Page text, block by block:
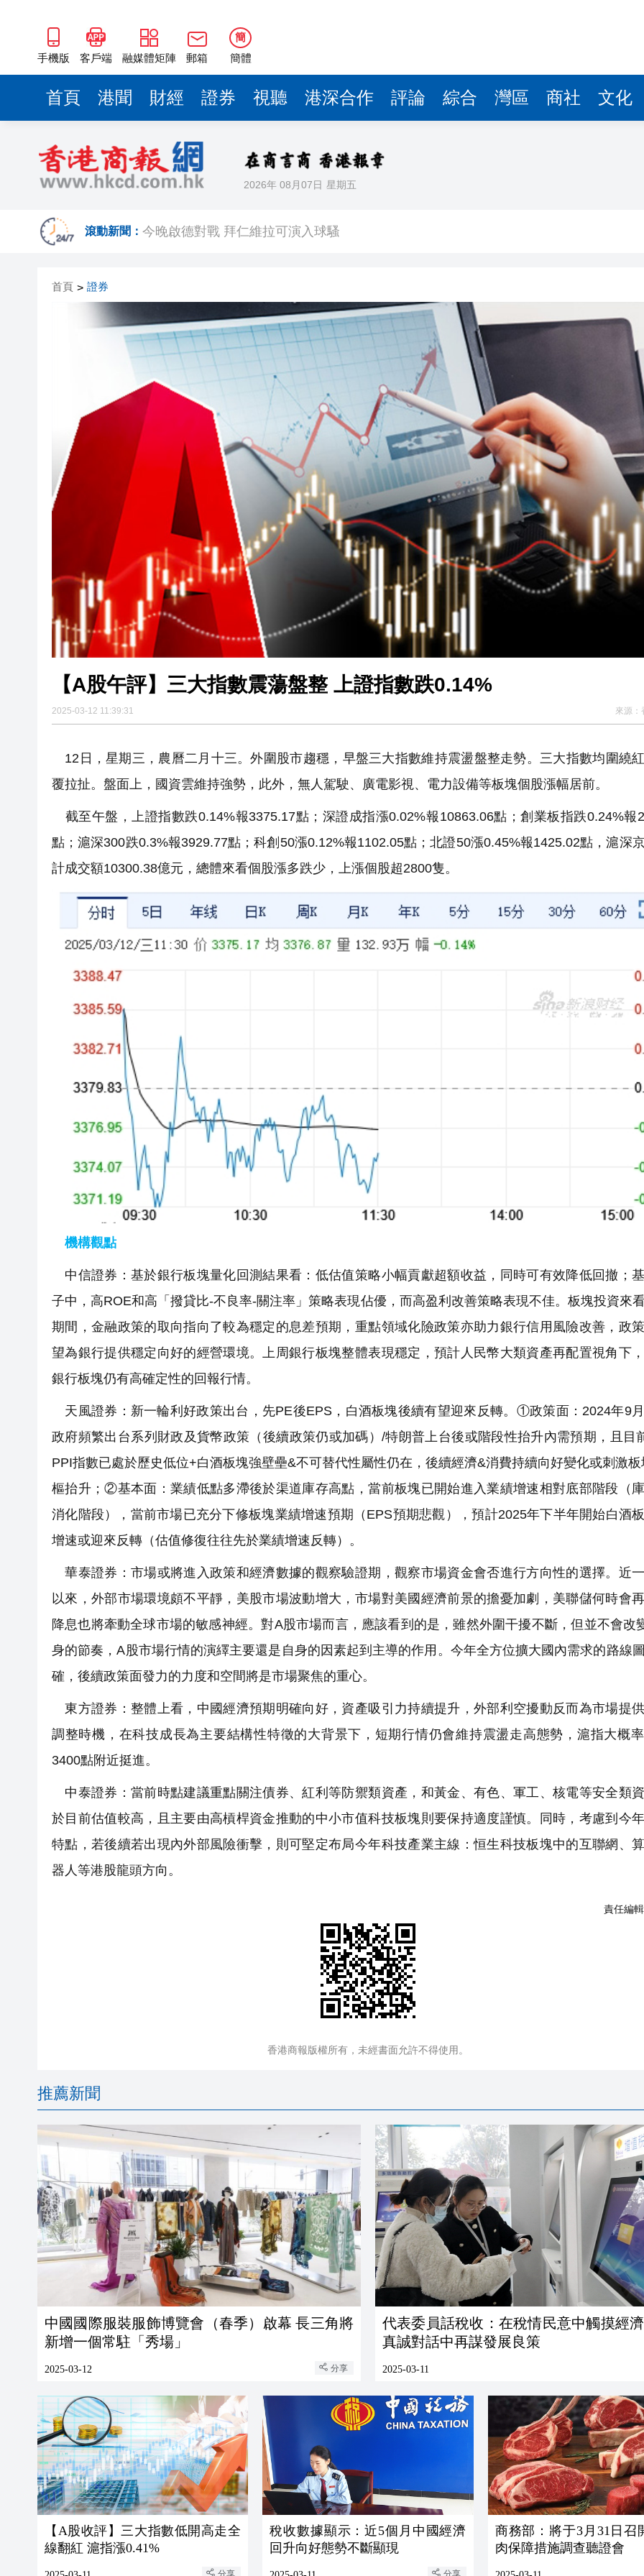
手機版 客戶端 融媒體矩陣 郵箱
簡
簡體
首頁 港聞 財經 證券 視聽 港深合作 評論 綜合 灣區 商社 文化
2026年 08月07日 星期五
滾動新聞：
今晚啟德對戰 拜仁維拉可演入球騷
恒隆委任蔡德粦接替盧韋柏任CEO 10月1日生效
華僑銀行上半年純利按年增13%至41.95億坡元 中期息47坡仙
有片｜香港夜空出現罕見漁火光柱 網民：看見的人會幸運
【新股最前線】拿森科技上市首日早盤漲逾七成
首頁 > 證券
【A股午評】三大指數震蕩盤整 上證指數跌0.14%
2025-03-12 11:39:31 來源：
12日，星期三，農曆二月十三。外圍股市趨穩，早盤三大指數維持震盪盤整走勢。三大指數均圍繞
覆拉扯。盤面上，國資雲維持強勢，此外，無人駕駛、廣電影視、電力設備等板塊個股漲幅居前。
截至午盤，上證指數跌0.14%報3375.17點；深證成指漲0.02%報10863.06點；創業板指跌0.24%報
點；滬深300跌0.3%報3929.77點；科創50漲0.12%報1102.05點；北證50漲0.45%報1425.02點，滬深
計成交額10300.38億元，總體來看個股漲多跌少，上漲個股超2800隻。
機構觀點
中信證券：基於銀行板塊量化回測結果看：低估值策略小幅貢獻超額收益，同時可有效降低回撤；
子中，高ROE和高「撥貸比-不良率-關注率」策略表現佔優，而高盈利改善策略表現不佳。板塊投資來
期間，金融政策的取向指向了較為穩定的息差預期，重點領域化險政策亦助力銀行信用風險改善，政
望為銀行提供穩定向好的經營環境。上周銀行板塊整體表現穩定，預計人民幣大類資產再配置視角下
銀行板塊仍有高確定性的回報行情。
天風證券：新一輪利好政策出台，先PE後EPS，白酒板塊後續有望迎來反轉。①政策面：2024年9
政府頻繁出台系列財政及貨幣政策（後續政策仍或加碼）/特朗普上台後或階段性抬升內需預期，且目
PPI指數已處於歷史低位+白酒板塊強壁壘&不可替代性屬性仍在，後續經濟&消費持續向好變化或刺激
樞抬升；②基本面：業績低點多滯後於渠道庫存高點，當前板塊已開始進入業績增速相對底部階段（
消化階段），當前市場已充分下修板塊業績增速預期（EPS預期悲觀），預計2025年下半年開始白酒
增速或迎來反轉（估值修復往往先於業績增速反轉）。
華泰證券：市場或將進入政策和經濟數據的觀察驗證期，觀察市場資金會否進行方向性的選擇。近
以來，外部市場環境頗不平靜，美股市場波動增大，市場對美國經濟前景的擔憂加劇，美聯儲何時會
降息也將牽動全球市場的敏感神經。對A股市場而言，應該看到的是，雖然外圍干擾不斷，但並不會改
身的節奏，A股市場行情的演繹主要還是自身的因素起到主導的作用。今年全方位擴大國內需求的路線
確，後續政策面發力的力度和空間將是市場聚焦的重心。
東方證券：整體上看，中國經濟預期明確向好，資產吸引力持續提升，外部利空擾動反而為市場提
調整時機，在科技成長為主要結構性特徵的大背景下，短期行情仍會維持震盪走高態勢，滬指大概
3400點附近挺進。
中泰證券：當前時點建議重點關注債券、紅利等防禦類資產，和黃金、有色、軍工、核電等安全類
於目前估值較高，且主要由高槓桿資金推動的中小市值科技板塊則要保持適度謹慎。同時，考慮到今
特點，若後續若出現內外部風險衝擊，則可堅定布局今年科技產業主線：恒生科技板塊中的互聯網、
器人等港股龍頭方向。
責任編
香港商報版權所有，未經書面允許不得使用。
推薦新聞
中國國際服裝服飾博覽會（春季）啟幕 長三角將
新增一個常駐「秀場」
2025-03-12 分享
代表委員話稅收：在稅情民意中觸摸經
真誠對話中再謀發展良策
2025-03-11
【A股收評】三大指數低開高走全
線翻紅 滬指漲0.41%
分享
稅收數據顯示：近5個月中國經濟
回升向好態勢不斷顯現
分享
商務部：將于3月31日召
肉保障措施調查聽證會